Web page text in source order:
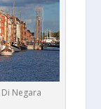
Negara